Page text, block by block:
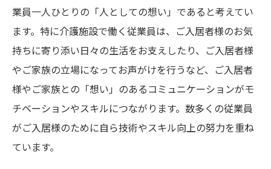
業員一人ひとりの「人としての想い」であると考えてい
ます。特に介護施設で働く従業員は、ご入居者様のお気
持ちに寄り添い日々の生活をお支えしたり、ご入居者様
やご家族の立場になってお声がけを行うなど、ご入居者
様やご家族との「想い」のあるコミュニケーションがモ
チベーションやスキルにつながります。数多くの従業員
がご入居様のために自ら技術やスキル向上の努力を重ね
ています。